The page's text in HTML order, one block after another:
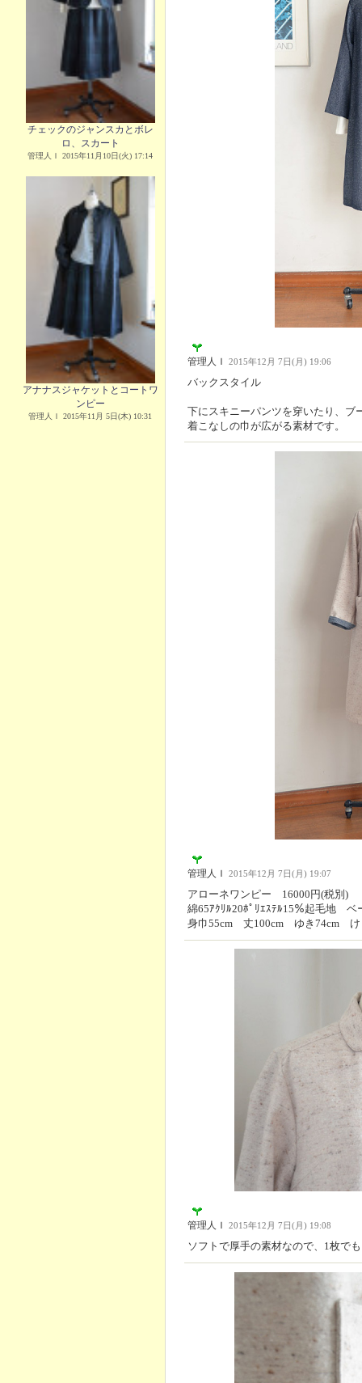
チェックのジャンスカとボレ
ロ、スカート
管理人Ｉ 2015年11月10日(火) 17:14
アナナスジャケットとコートワ
ンピー
管理人Ｉ 2015年11月 5日(木) 10:31
管理人Ｉ 2015年12月 7日(月) 19:06
バックスタイル
下にスキニーパンツを穿いたり、ブ
着こなしの巾が広がる素材です。
管理人Ｉ 2015年12月 7日(月) 19:07
アローネワンピー 16000円(税別)
綿65ｱｸﾘﾙ20ﾎﾟﾘｴｽﾃﾙ15％起毛地 ベ
身巾55cm 丈100cm ゆき74cm け
管理人Ｉ 2015年12月 7日(月) 19:08
ソフトで厚手の素材なので、1枚で